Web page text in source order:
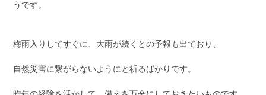
うです。
梅雨入りしてすぐに、大雨が続くとの予報も出ており、
自然災害に繋がらないようにと祈るばかりです。